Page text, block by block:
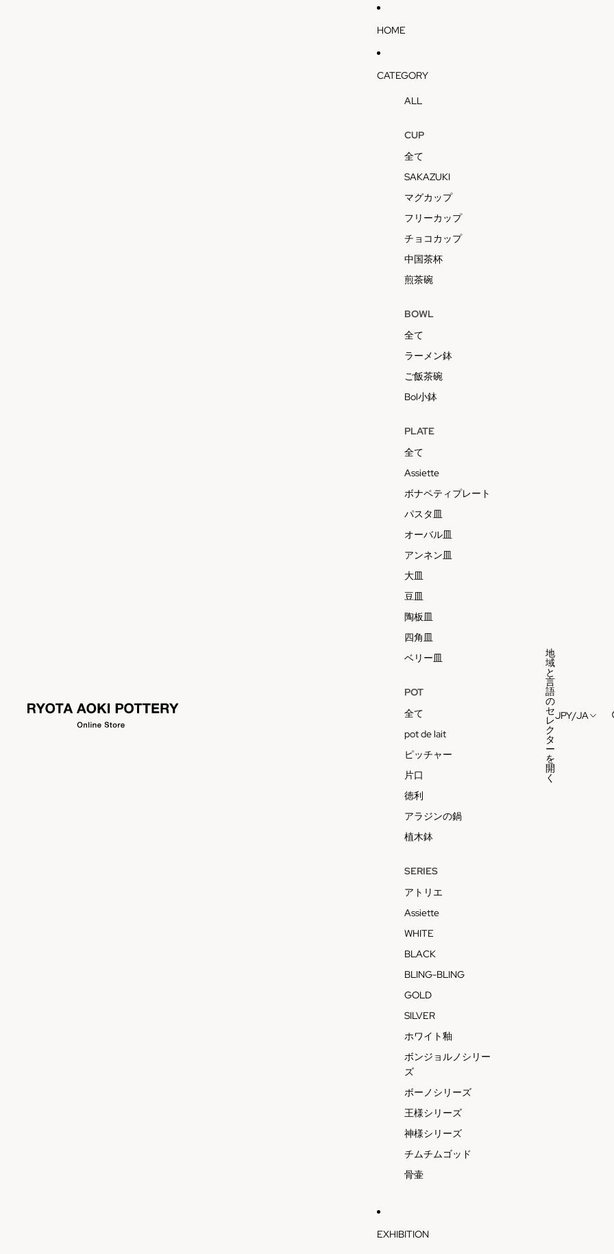
HOME
CATEGORY
ALL
CUP
全て
SAKAZUKI
マグカップ
フリーカップ
チョコカップ
中国茶杯
煎茶碗
BOWL
全て
ラーメン鉢
ご飯茶碗
Bol小鉢
PLATE
全て
Assiette
ボナペティプレート
パスタ皿
オーバル皿
アンネン皿
大皿
豆皿
陶板皿
四角皿
ベリー皿
POT
全て
pot de lait
ピッチャー
片口
徳利
アラジンの鍋
植木鉢
SERIES
アトリエ
Assiette
WHITE
BLACK
BLING-BLING
GOLD
SILVER
ホワイト釉
ボンジョルノシリー
ズ
ボーノシリーズ
王様シリーズ
神様シリーズ
チムチムゴッド
骨壷
EXHIBITION
地
域
と
言
語
の
セ
レ
ク
タ
ー
を
開
く
JPY/JA